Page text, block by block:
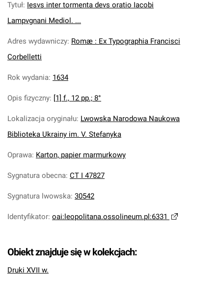
Tytuł: Iesvs inter tormenta devs oratio Iacobi
Lampvgnani Mediol. ...
Adres wydawniczy: Romæ : Ex Typographia Francisci
Corbelletti
Rok wydania: 1634
Opis fizyczny: [1] f., 12 pp.; 8°
Lokalizacja oryginału: Lwowska Narodowa Naukowa
Biblioteka Ukrainy im. V. Stefanyka
Oprawa: Karton, papier marmurkowy
Sygnatura obecna: CT I 47827
Sygnatura lwowska: 30542
Identyfikator: oai:leopolitana.ossolineum.pl:6331
Obiekt znajduje się w kolekcjach:
Druki XVII w.